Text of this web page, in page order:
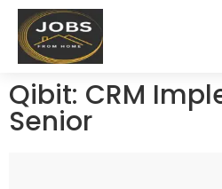
Qibit: CRM
Senior